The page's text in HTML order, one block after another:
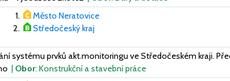
Město Neratovice
Středočeský kraj
systému prvků akt.monitoringu ve Středočeském kraji.
| Obor: Konstrukční a stavební práce